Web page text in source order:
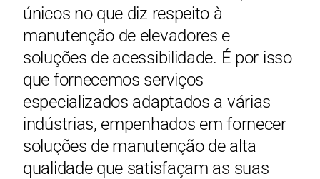
únicos no que diz respeito à
manutenção de elevadores e
soluções de acessibilidade. É por isso
que fornecemos serviços
especializados adaptados a várias
indústrias, empenhados em fornecer
soluções de manutenção de alta
qualidade que satisfaçam as suas